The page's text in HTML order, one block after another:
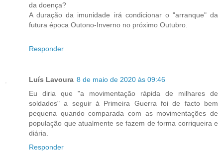
da doença?
A duração da imunidade irá condicionar o "arranque" da
futura época Outono-Inverno no próximo Outubro.
Responder
Luís Lavoura 8 de maio de 2020 às 09:46
Eu diria que "a movimentação rápida de milhares de
soldados" a seguir à Primeira Guerra foi de facto bem
pequena quando comparada com as movimentações de
população que atualmente se fazem de forma corriqueira e
diária.
Responder